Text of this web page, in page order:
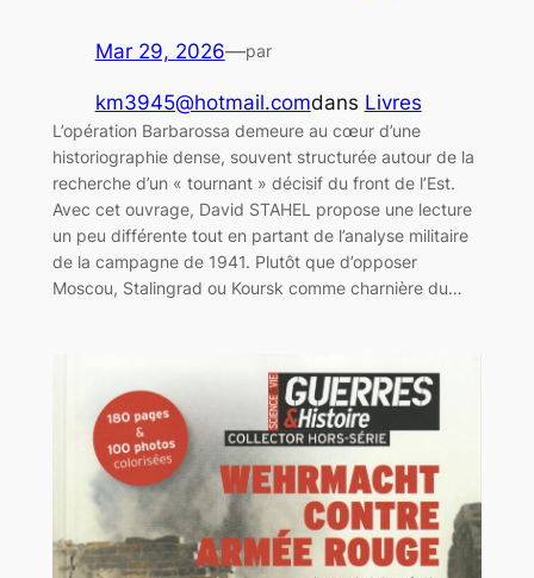
Mar 29, 2026—par
km3945@hotmail.comdans Livres
L’opération Barbarossa demeure au cœur d’une
historiographie dense, souvent structurée autour de la
recherche d’un « tournant » décisif du front de l’Est.
Avec cet ouvrage, David STAHEL propose une lecture
un peu différente tout en partant de l’analyse militaire
de la campagne de 1941. Plutôt que d’opposer
Moscou, Stalingrad ou Koursk comme charnière du…